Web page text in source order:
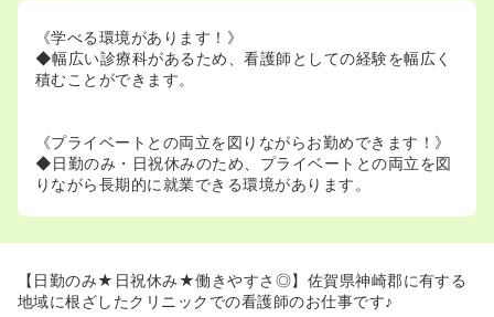
《学べる環境があります！》
◆幅広い診療科があるため、看護師としての経験を幅広く
積むことができます。
《プライベートとの両立を図りながらお勤めできます！》
◆日勤のみ・日祝休みのため、プライベートとの両立を図
りながら長期的に就業できる環境があります。
【日勤のみ★日祝休み★働きやすさ◎】佐賀県神崎郡に有する
地域に根ざしたクリニックでの看護師のお仕事です♪